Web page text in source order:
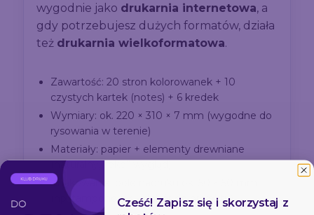
wygodnie jako drukarnia internetowa, a
gdy potrzebujesz dużych formatów, działa
też drukarnia wielkoformatowa.
Zawartość: 20 stron kolorowanek + 10
czystych kartek (notes) + 6 kredek
Wymiary: ok. 220 × 310 × 7 mm (wygodne do
rysowania w terenie)
Materiały: papier + elementy drewniane
(naturalny, „eko” wygląd)
Znakowanie: pole nadruku ok. 50 × 50 mm
(np. tampondruk – dobór do projektu)
Cześć! Zapisz się i skorzystaj z